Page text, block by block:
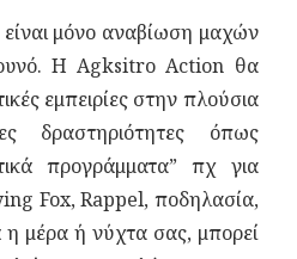
μόνο αναβίωση μαχών
Η Agksitro Action θα
εμπειρίες στην πλούσια
δραστηριότητες όπως
προγράμματα” πχ για
Fox, Rappel, ποδηλασία,
η μέρα ή νύχτα σας, μπορεί